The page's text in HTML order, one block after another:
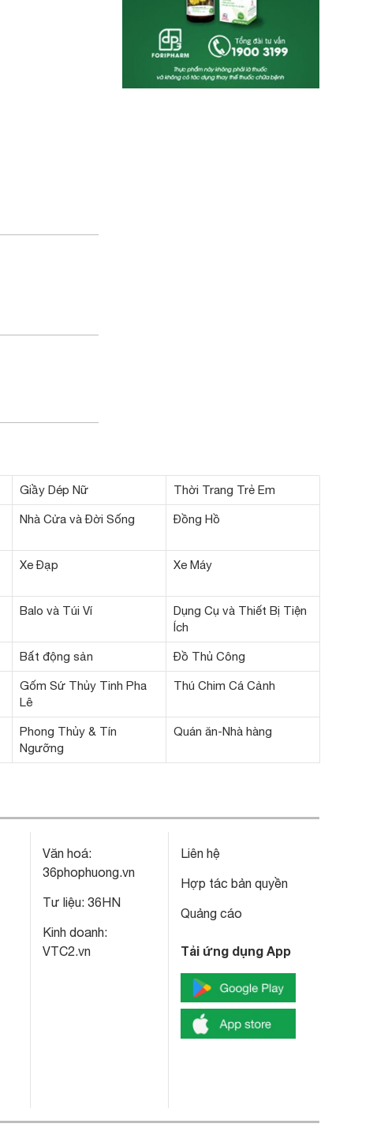
Giầy Dép Nữ Thời Trang Trẻ Em
Nhà Cửa và Đời Sống Đồng Hồ
Xe Đạp Xe Máy
Balo và Túi Ví
Dụng Cụ và Thiết Bị Tiện
Ích
Bất động sản Đồ Thủ Công
Gốm Sứ Thủy Tinh Pha
Lê
Thú Chim Cá Cảnh
Phong Thủy & Tín
Ngưỡng
Quán ăn-Nhà hàng
Văn hoá:
36phophuong.vn
Tư liệu: 36HN
Kinh doanh:
VTC2.vn
Liên hệ
Hợp tác bản quyền
Quảng cáo
Tải ứng dụng App